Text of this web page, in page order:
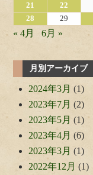
21
22
28
29
« 4月 6月 »
月別アーカイブ
2024年3月 (1)
2023年7月 (2)
2023年5月 (1)
2023年4月 (6)
2023年3月 (1)
2022年12月 (1)